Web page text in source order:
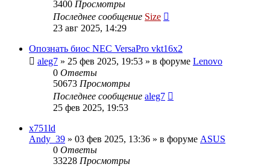
3400 Просмотры
Последнее сообщение Size
23 авг 2025, 14:29
Опознать биос NEC VersaPro vkt16x2
aleg7 » 25 фев 2025, 19:53 » в форуме Lenovo
0 Ответы
50673 Просмотры
Последнее сообщение aleg7
25 фев 2025, 19:53
x751ld
Andy_39 » 03 фев 2025, 13:36 » в форуме ASUS
0 Ответы
33228 Просмотры